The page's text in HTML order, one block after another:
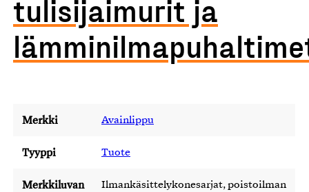
tulisijaimurit ja
Merkki Avainlippu
Tyyppi Tuote
Merkkiluvan
Ilmankäsittelykonesarjat, poistoilman